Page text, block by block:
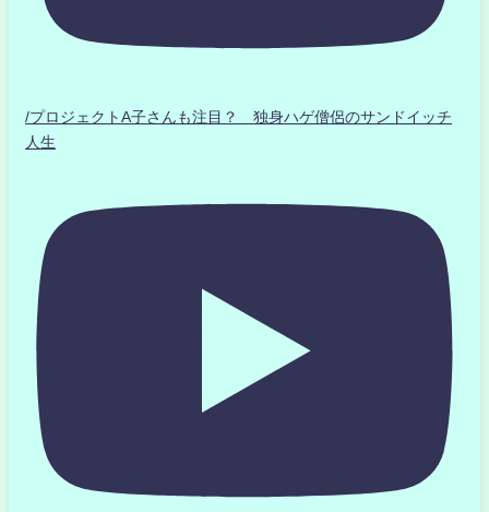
/プロジェクトA子さんも注目？ 独身ハゲ僧侶のサンドイッチ
人生